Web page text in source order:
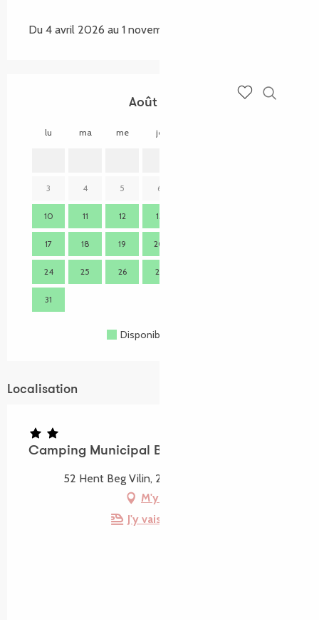
Du 4 avril 2026 au 1 novembre 2026
Août 2026
lu ma me je
3 4 5 6
10 11 12 13
17 18 19 20
24 25 26 27
31
Disponible
Localisation
Camping Municipal Beg Ar Vilin
52 Hent Beg Vilin, 22820 Plougrescant
M'y rendre
J'y vais en train !